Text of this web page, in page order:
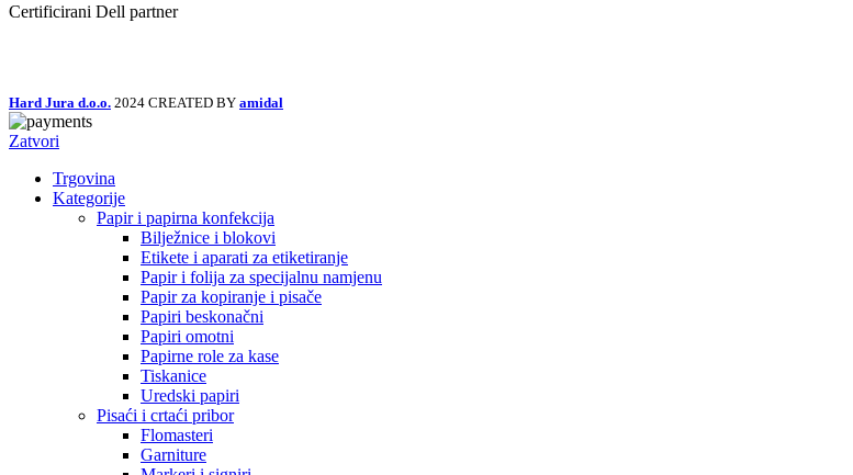
Certificirani Dell partner
Hard Jura d.o.o. 2024 CREATED BY amidal
Zatvori
Trgovina
Kategorije
Papir i papirna konfekcija
Bilježnice i blokovi
Etikete i aparati za etiketiranje
Papir i folija za specijalnu namjenu
Papir za kopiranje i pisače
Papiri beskonačni
Papiri omotni
Papirne role za kase
Tiskanice
Uredski papiri
Pisaći i crtaći pribor
Flomasteri
Garniture